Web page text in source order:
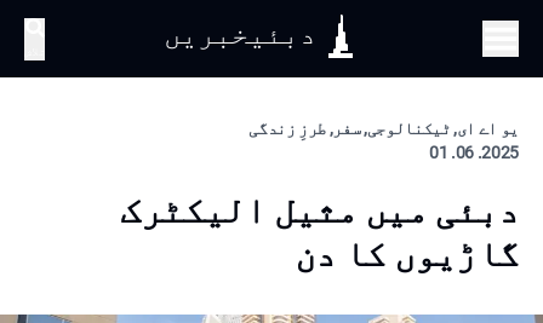
دبئیخبریں
یو اے ای, ٹیکنالوجی, سفر, طرزِ زندگی
2025. 06. 01
دبئی میں مثیل الیکٹرک
گاڑیوں کا دن